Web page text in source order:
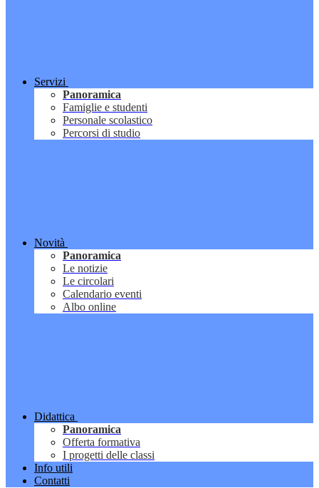
Servizi
Panoramica
Famiglie e studenti
Personale scolastico
Percorsi di studio
Novità
Panoramica
Le notizie
Le circolari
Calendario eventi
Albo online
Didattica
Panoramica
Offerta formativa
I progetti delle classi
Info utili
Contatti